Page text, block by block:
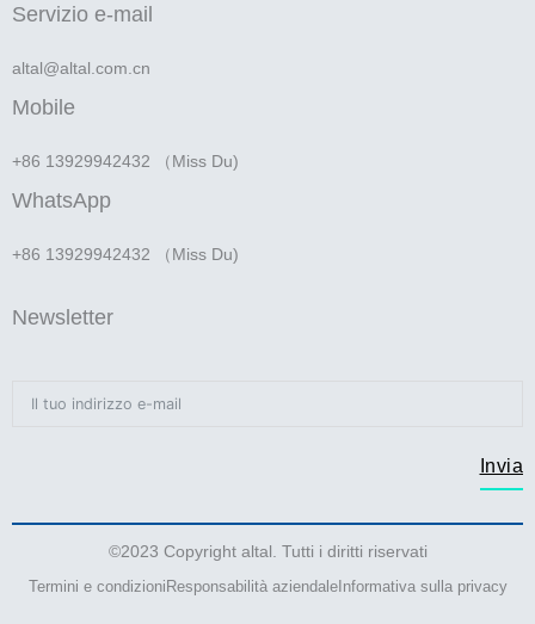
Servizio e-mail
altal@altal.com.cn
Mobile
+86 13929942432 （Miss Du)
WhatsApp
+86 13929942432 （Miss Du)
Newsletter
Invia
©2023 Copyright altal. Tutti i diritti riservati
Termini e condizioni Responsabilità aziendaleInformativa sulla privacy